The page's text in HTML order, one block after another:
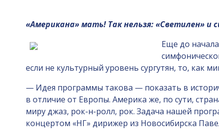
«Американа» мать! Так нельзя: «Светилен» и
Еще до
если не культурный уровень сургутян, то, как
— Идея программы такова — показать в
в отличие от Европы. Америка же, по сути,
миру джаз, рок-н-ролл, рок. Задача нашей
концертом «НГ» дирижер из Новосибирска